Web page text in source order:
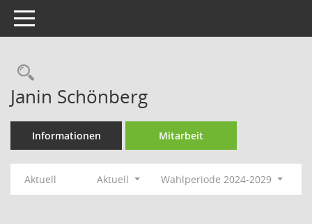
Toggle navigation
Rechercheauswahl
Janin Schönberg
Informationen Mitarbeit
Aktuell Aktuell Wahlperiode 2024-2029